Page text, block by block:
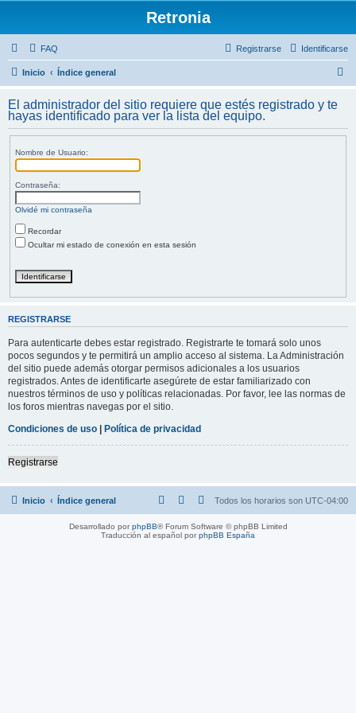
Retronia
FAQ Identificarse
Registrarse
Inicio Índice general
c
El administrador del sitio requiere que estés registrado y te
hayas identificado para ver la lista del equipo.
Nombre de Usuario:
Contraseña:
Olvidé mi contraseña
Recordar
Ocultar mi estado de conexión en esta sesión
REGISTRARSE
Para autenticarte debes estar registrado. Registrarte te tomará solo unos
pocos segundos y te permitirá un amplio acceso al sistema. La Administración
del sitio puede además otorgar permisos adicionales a los usuarios
registrados. Antes de identificarte asegúrete de estar familiarizado con
nuestros términos de uso y políticas relacionadas. Por favor, lee las normas de
los foros mientras navegas por el sitio.
Condiciones de uso
Política de privacidad
Registrarse
Inicio Índice general Todos los horarios son UTC-04:00
Desarrollado porphpBB® Forum Software © phpBB Limited
Traducción al español porphpBB España